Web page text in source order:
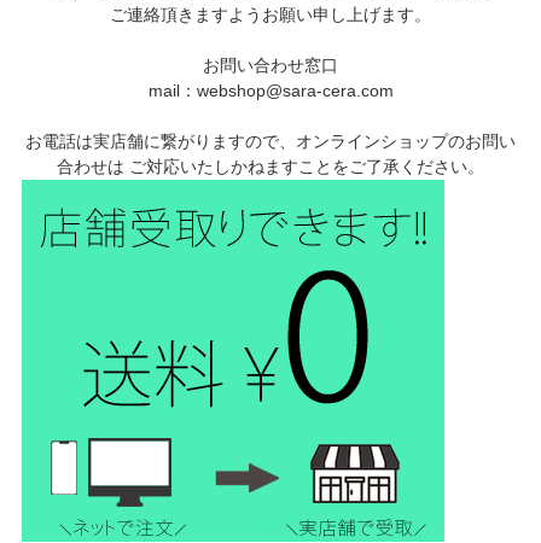
ご連絡頂きますようお願い申し上げます。
お問い合わせ窓口
mail：webshop@sara-cera.com
お電話は実店舗に繋がりますので、オンラインショップのお問い
合わせは ご対応いたしかねますことをご了承ください。